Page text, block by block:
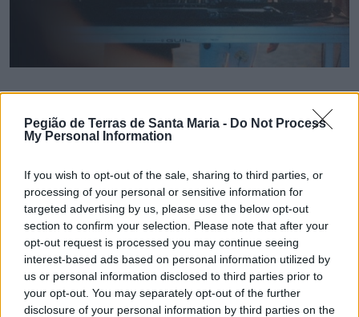
Pegião de Terras de Santa Maria - Do Not Process
My Personal Information
If you wish to opt-out of the sale, sharing to third parties, or
processing of your personal or sensitive information for
targeted advertising by us, please use the below opt-out
section to confirm your selection. Please note that after your
opt-out request is processed you may continue seeing
interest-based ads based on personal information utilized by
us or personal information disclosed to third parties prior to
your opt-out. You may separately opt-out of the further
disclosure of your personal information by third parties on the
🔎 Terras Check | Câmara de Espinho gastou 120
mil euros num "sunset"?